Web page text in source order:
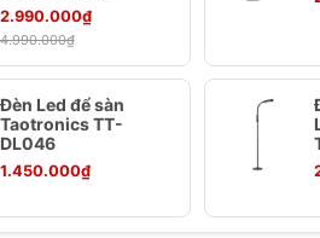
tùy chỉnh:
Núm xoay trên đế
RGB:Chức năng đèn màu RGB
cao cấp:Chất liệu PC dày dặn
USB tiện lợi:
Sạc các thiết bị di
2.990.000₫
4.990.000₫
Đèn Led để sàn
Taotronics TT-
DL046
1.450.000₫